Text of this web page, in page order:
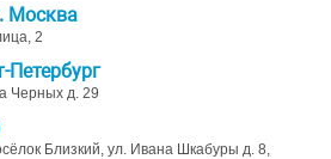
Москва
2
Черных д. 29
Близкий, ул. Ивана Шкабуры д. 8,